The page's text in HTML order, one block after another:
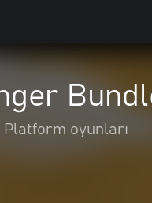
Platform oyunları